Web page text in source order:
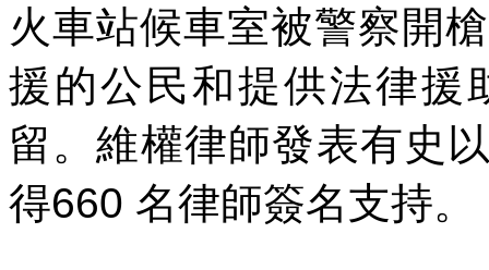
火車站候車室被警察開
援的公民和提供法律援
留。維權律師發表有史
得660 名律師簽名支持。